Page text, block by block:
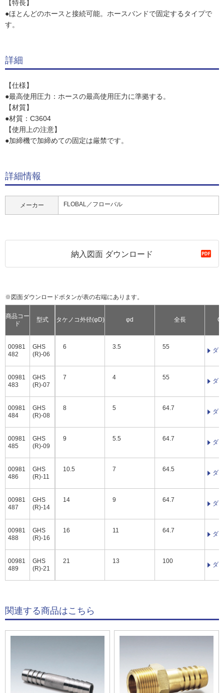
【特長】
●ほとんどのホースと接続可能。ホースバンドで固定するタイプで
す。
詳細
【仕様】
●最高使用圧力：ホースの最高使用圧力に準拠する。
【材質】
●材質：C3604
【使用上の注意】
●加締機で加締めての固定は厳禁です。
詳細情報
メーカー FLOBAL／フローバル
納入図面 ダウンロード
※図面ダウンロードボタンが表の右端にあります。
商品コー
ド
型式
00981
482
GHS
(R)-06
00981
483
GHS
(R)-07
00981
484
GHS
(R)-08
00981
485
GHS
(R)-09
00981
486
GHS
(R)-11
00981
487
GHS
(R)-14
00981
488
GHS
(R)-16
00981
489
GHS
(R)-21
タケノコ外径(φD) φd 全長
6 3.5 55
7 4 55
8 5 64.7
9 5.5 64.7
10.5 7 64.5
14 9 64.7
16 11 64.7
21 13 100
ダ
ダ
ダ
ダ
ダ
ダ
ダ
ダ
関連する商品はこちら